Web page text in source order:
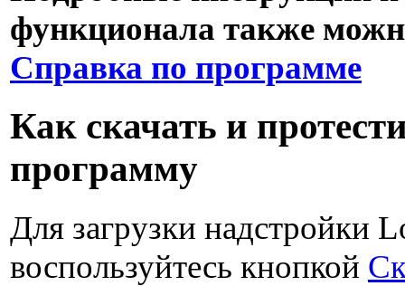
функционала также
Справка по программе
Как скачать и
программу
Для загрузки надстройки
воспользуйтесь кнопкой